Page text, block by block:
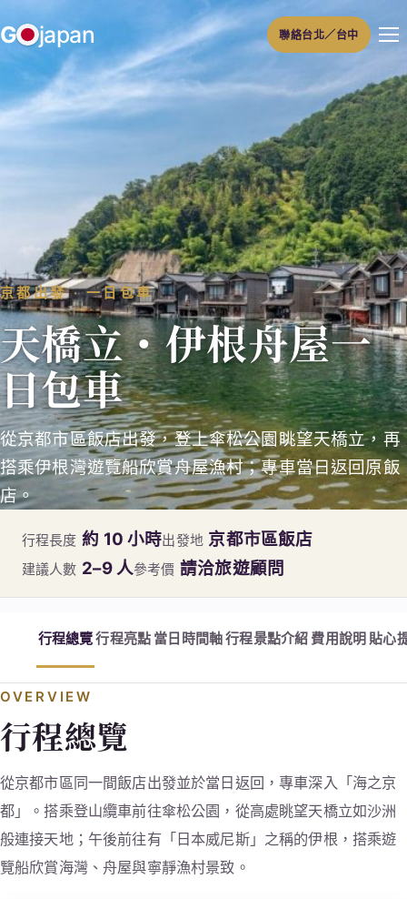
至
主
要
內
G japan 聯絡台北／台中
京都出發 ‧ 一日包車
天橋立・伊根舟屋一
日包車
從京都市區飯店出發，登上傘松公園眺望天橋立，再
搭乘伊根灣遊覽船欣賞舟屋漁村；專車當日返回原飯
店。
行程長度 約 10 小時出發地 京都市區飯店
建議人數 2–9 人參考價 請洽旅遊顧問
行程總覽行程亮點 當日時間軸行程景點介紹 費用說明 貼心
OVERVIEW
行程總覽
從京都市區同一間飯店出發並於當日返回，專車深入「海之京
都」。搭乘登山纜車前往傘松公園，從高處眺望天橋立如沙洲
般連接天地；午後前往有「日本威尼斯」之稱的伊根，搭乘遊
覽船欣賞海灣、舟屋與寧靜漁村景致。